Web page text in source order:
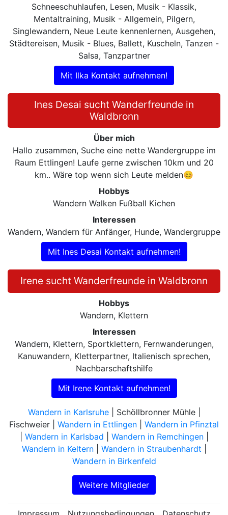
Schneeschuhlaufen, Lesen, Musik - Klassik,
Mentaltraining, Musik - Allgemein, Pilgern,
Singlewandern, Neue Leute kennenlernen, Ausgehen,
Städtereisen, Musik - Blues, Ballett, Kuscheln, Tanzen -
Salsa, Tanzpartner
Mit Ilka Kontakt aufnehmen!
Ines Desai sucht Wanderfreunde in
Waldbronn
Über mich
Hallo zusammen, Suche eine nette Wandergruppe im
Raum Ettlingen! Laufe gerne zwischen 10km und 20
km.. Wäre top wenn sich Leute melden😊
Hobbys
Wandern Walken Fußball Kichen
Interessen
Wandern, Wandern für Anfänger, Hunde, Wandergruppe
Mit Ines Desai Kontakt aufnehmen!
Irene sucht Wanderfreunde in Waldbronn
Hobbys
Wandern, Klettern
Interessen
Wandern, Klettern, Sportklettern, Fernwanderungen,
Kanuwandern, Kletterpartner, Italienisch sprechen,
Nachbarschaftshilfe
Mit Irene Kontakt aufnehmen!
Wandern in Karlsruhe| Schöllbronner Mühle |
Fischweier | Wandern in Ettlingen
Wandern in Pfinztal
Wandern in Karlsbad Wandern in Remchingen|
Wandern in Keltern| Wandern in Straubenhardt
Wandern in Birkenfeld
Weitere Mitglieder